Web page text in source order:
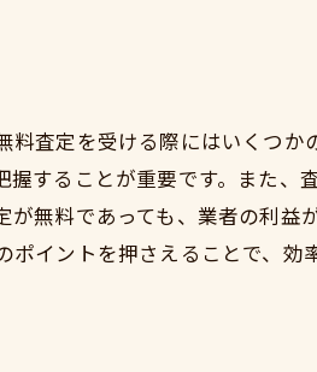
料査定を受ける際にはいくつか
することが重要です。また、
無料であっても、業者の利益
イントを押さえることで、効